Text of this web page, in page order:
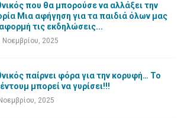
που θα μπορούσε να αλλάξει την
Μια αφήγηση για τα παιδιά όλων μας
τις εκδηλώσεις...
Νοεμβρίου, 2025
παίρνει φόρα για την κορυφή… Το
μπορεί να γυρίσει!!!
2025